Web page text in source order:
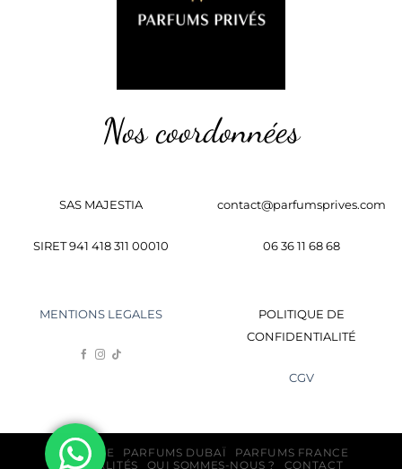
Nos coordonnées
SAS MAJESTIA
SIRET 941 418 311 00010
contact@parfumsprives.com
06 36 11 68 68
MENTIONS LEGALES
POLITIQUE DE
CONFIDENTIALITÉ
CGV
BOUTIQUE PARFUMS DUBAÏ
PARFUMS FRANCE
ACTUALITÉS
QUI SOMMES-NOUS ? CONTACT